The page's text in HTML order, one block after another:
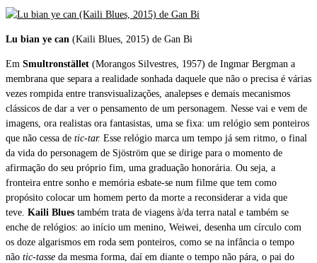
Lu bian ye can (Kaili Blues, 2015) de Gan Bi
Em Smultronstället (Morangos Silvestres, 1957) de Ingmar Bergman a
membrana que separa a realidade sonhada daquele que não o precisa é várias
vezes rompida entre transvisualizações, analepses e demais mecanismos
clássicos de dar a ver o pensamento de um personagem. Nesse vai e vem de
imagens, ora realistas ora fantasistas, uma se fixa: um relógio sem ponteiros
que não cessa de tic-tar. Esse relógio marca um tempo já sem ritmo, o final
da vida do personagem de Sjöström que se dirige para o momento de
afirmação do seu próprio fim, uma graduação honorária. Ou seja, a
fronteira entre sonho e memória esbate-se num filme que tem como
propósito colocar um homem perto da morte a reconsiderar a vida que
teve. Kaili Blues também trata de viagens à/da terra natal e também se
enche de relógios: ao início um menino, Weiwei, desenha um círculo com
os doze algarismos em roda sem ponteiros, como se na infância o tempo
não tic-tasse da mesma forma, daí em diante o tempo não pára, o pai do